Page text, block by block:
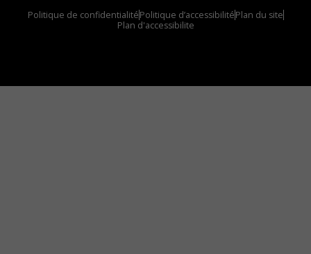
Politique de confidentialitéPolitique d’accessibilitéPlan du site
Plan d'accessibilite